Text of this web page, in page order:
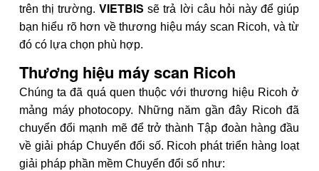
trên thị trường.VIETBISsẽ trả lời câu hỏi này để giúp
bạn hiểu rõ hơn về thương hiệu máy scan Ricoh, và từ
đó có lựa chọn phù hợp.
Thương hiệu máy scan Ricoh
Chúng ta đã quá quen thuộc với thương hiệu Ricoh ở
mảng máy photocopy. Những năm gần đây Ricoh đã
chuyển đổi mạnh mẽ để trở thành Tập đoàn hàng đầu
về giải pháp Chuyển đổi số. Ricoh phát triển hàng loạt
giải pháp phần mềm Chuyển đổi số như: